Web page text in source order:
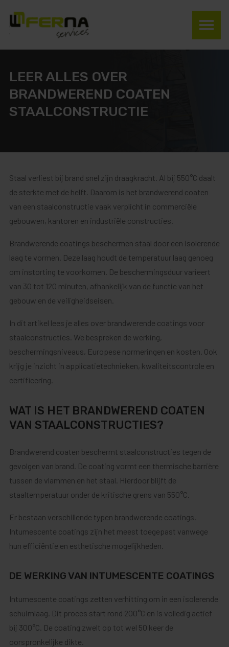
LEER ALLES OVER
BRANDWEREND COATEN
STAALCONSTRUCTIE
Staal verliest bij brand snel zijn draagkracht. Al bij 550°C daalt
de sterkte met de helft. Daarom is het brandwerend coaten
van een staalconstructie vaak verplicht in commerciële
gebouwen, kantoren en industriële constructies.
Brandwerende coatings beschermen staal door een isolerende
laag te vormen. Deze laag houdt de temperatuur laag genoeg
om instorting te voorkomen. De beschermingsduur varieert
van 30 tot 120 minuten, afhankelijk van de functie van het
gebouw en de veiligheidseisen.
In dit artikel lees je alles over brandwerende coatings voor
staalconstructies. We bespreken de werking,
beschermingsniveaus, Europese normeringen en kosten. Ook
krijg je inzicht in applicatietechnieken, kwaliteitscontrole en
certificering.
WAT IS HET BRANDWEREND COATEN
VAN STAALCONSTRUCTIES?
Brandwerend coaten beschermt staalconstructies tegen de
gevolgen van brand. De coating vormt een thermische barrière
tussen de vlammen en het staal. Hierdoor blijft de
staaltemperatuur onder de kritische grens van 550°C.
Er bestaan verschillende typen brandwerende coatings.
Intumescente coatings zijn het meest toegepast vanwege
hun efficiëntie en esthetische mogelijkheden.
DE WERKING VAN INTUMESCENTE COATINGS
Intumescente coatings zetten verhitting om in een isolerende
schuimlaag. Dit proces start rond 200°C en is volledig actief
bij 300°C. De coating zwelt op tot wel 50 keer de
oorspronkelijke dikte.